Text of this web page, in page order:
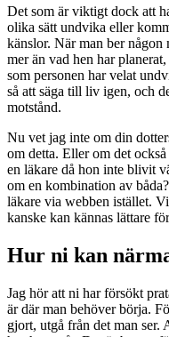
Det som är viktigt dock att
olika sätt undvika eller
känslor. När man ber någon
mer än vad hen har
som personen har velat
så att säga till liv igen, och
motstånd.
Nu vet jag inte om din
om detta. Eller om det
en läkare då hon inte blivit
om en kombination av
läkare via webben istället.
kanske kan kännas lättare
Hur ni kan
Jag hör att ni har försökt
är där man behöver börja.
gjort, utgå från det man